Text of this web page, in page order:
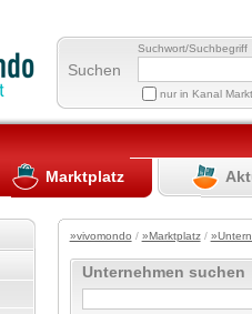
Suchen
Suchwort/Suchbegriff
nur in Kanal
Marktplatz
»vivomondo / »Marktplatz/
Unternehmen suchen